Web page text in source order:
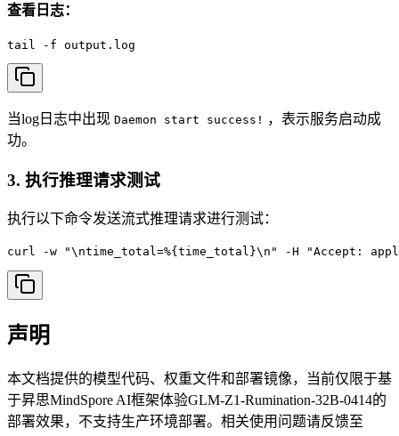
查看日志：
tail -f output.log
当log日志中出现 Daemon start success! ，表示服务启动成
功。
3. 执行推理请求测试
执行以下命令发送流式推理请求进行测试：
curl -w "\ntime_total=%{time_total}\n" -H "Accept:
声明
本文档提供的模型代码、权重文件和部署镜像，当前仅限于基
于昇思MindSpore AI框架体验GLM-Z1-Rumination-32B-0414的
部署效果，不支持生产环境部署。相关使用问题请反馈至